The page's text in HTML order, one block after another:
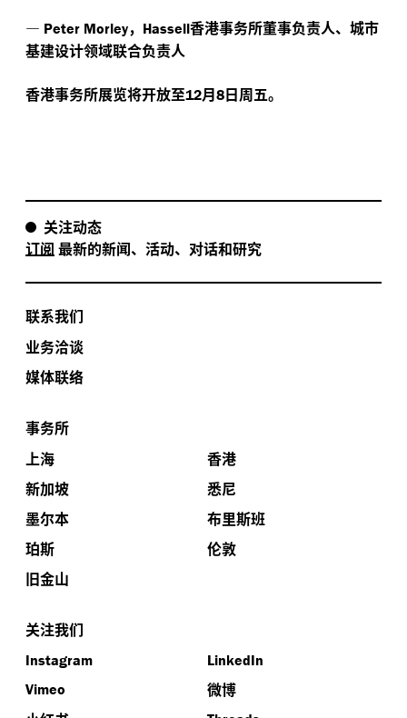
— Peter Morley， Hassell香港事务所董事负责人、城市
基建设计领域联合负责人
香港事务所展览将开放至12月8日周五。
关注动态
订阅 最新的新闻、活动、对话和研究
联系我们
业务洽谈
媒体联络
事务所
上海
香港
新加坡
悉尼
墨尔本
布里斯班
珀斯
伦敦
旧金山
关注我们
Instagram
LinkedIn
Vimeo
微博